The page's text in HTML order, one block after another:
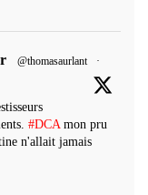
@thomasaurlant
·
#DCAmon pru
n'allait jamais